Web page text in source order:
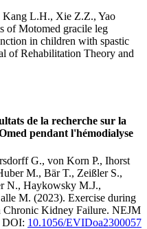
Kang L.H., Xie Z.Z., Yao
of Motomed gracile leg
in children with spastic
of Rehabilitation Theory and
de la recherche sur la
pendant l'hémodialyse
G., von Korn P., Ihorst
M., Bär T., Zeißler S.,
N., Haykowsky M.J.,
M. (2023). Exercise during
Chronic Kidney Failure. NEJM
DOI: 10.1056/EVIDoa2300057